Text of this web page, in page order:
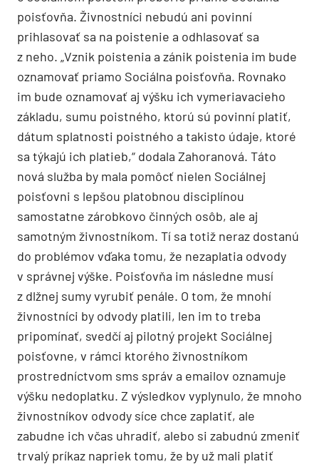
poisťovňa. Živnostníci nebudú ani povinní
prihlasovať sa na poistenie a odhlasovať sa
z neho. „Vznik poistenia a zánik poistenia im bude
oznamovať priamo Sociálna poisťovňa. Rovnako
im bude oznamovať aj výšku ich vymeriavacieho
základu, sumu poistného, ktorú sú povinní platiť,
dátum splatnosti poistného a takisto údaje, ktoré
sa týkajú ich platieb,“ dodala Zahoranová. Táto
nová služba by mala pomôcť nielen Sociálnej
poisťovni s lepšou platobnou disciplínou
samostatne zárobkovo činných osôb, ale aj
samotným živnostníkom. Tí sa totiž neraz dostanú
do problémov vďaka tomu, že nezaplatia odvody
v správnej výške. Poisťovňa im následne musí
z dlžnej sumy vyrubiť penále. O tom, že mnohí
živnostníci by odvody platili, len im to treba
pripomínať, svedčí aj pilotný projekt Sociálnej
poisťovne, v rámci ktorého živnostníkom
prostredníctvom sms správ a emailov oznamuje
výšku nedoplatku. Z výsledkov vyplynulo, že mnoho
živnostníkov odvody síce chce zaplatiť, ale
zabudne ich včas uhradiť, alebo si zabudnú zmeniť
trvalý príkaz napriek tomu, že by už mali platiť